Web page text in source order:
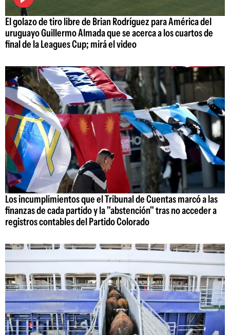
El golazo de tiro libre de Brian Rodríguez para América del
uruguayo Guillermo Almada que se acerca a los cuartos de
final de la Leagues Cup; mirá el video
Los incumplimientos que el Tribunal de Cuentas marcó a las
finanzas de cada partido y la "abstención" tras no acceder a
registros contables del Partido Colorado